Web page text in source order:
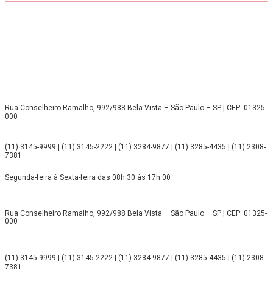
Rua Conselheiro Ramalho, 992/988 Bela Vista – São Paulo – SP | CEP: 01325-
000
(11) 3145-9999 | (11) 3145-2222 | (11) 3284-9877 | (11) 3285-4435 | (11) 2308-
7381
Segunda-feira à Sexta-feira das 08h:30 às 17h:00
Rua Conselheiro Ramalho, 992/988 Bela Vista – São Paulo – SP | CEP: 01325-
000
(11) 3145-9999 | (11) 3145-2222 | (11) 3284-9877 | (11) 3285-4435 | (11) 2308-
7381